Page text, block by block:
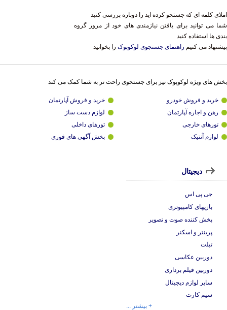
املای کلمه ای که جستجو کرده اید را دوباره بررسی کنید
شما می توانید برای یافتن نیازمندی های خود از مرور گروه
بندی ها استفاده کنید
پیشنهاد می کنیم راهنمای جستجوی لوکوپوک را بخوانید
بخش های ویژه لوکوپوک نیز برای جستجوی راحت تر به شما کمک می کند
خرید و فروش خودرو
خرید و فروش آپارتمان
رهن و اجاره آپارتمان
لوازم دست ساز
تورهای خارجی
تورهای داخلی
لوازم آنتیک
بخش آگهی های فوری
دیجیتال
جی پی اس
بازیهای کامپیوتری
پخش کننده صوت و تصویر
پرینتر و اسکنر
تبلت
دوربین عکاسی
دوربین فیلم برداری
سایر لوازم دیجیتال
سیم کارت
+ بیشتر ...